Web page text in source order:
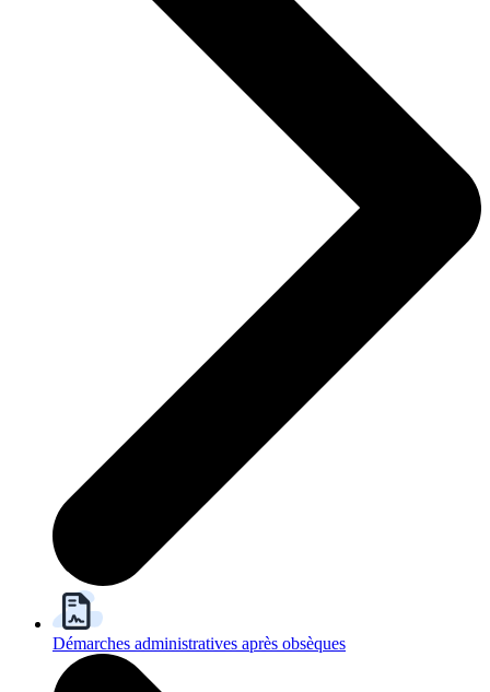
Démarches administratives après obsèques